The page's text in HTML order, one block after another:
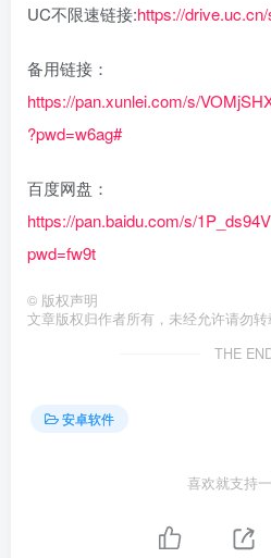
UC不限速链接:https://
备用链接：
https://pan.xunlei.com/s/
?pwd=w6ag#
百度网盘：
https://pan.baidu.com/s/
pwd=fw9t
© 版权声明
文章版权归作者所有，未经允许请勿转
THE
安卓软件
喜欢就支持